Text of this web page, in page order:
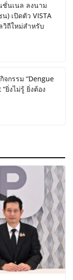
ชั่นเนล ลงนาม
) เปิดตัว VISTA
วิถีใหม่สำหรับ
จกรรม “Dengue
ยิ่งไม่รู้ ยิ่งต้อง